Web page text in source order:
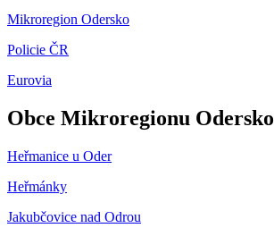
Mikroregion Odersko
Policie ČR
Eurovia
Obce Mikroregionu Odersko
Heřmanice u Oder
Heřmánky
Jakubčovice nad Odrou